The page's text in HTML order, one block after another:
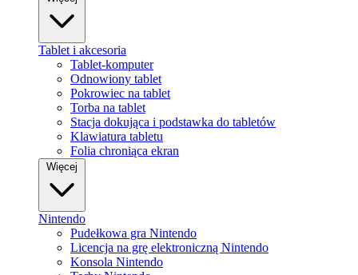
Tablet i akcesoria
Tablet-komputer
Odnowiony tablet
Pokrowiec na tablet
Torba na tablet
Stacja dokująca i podstawka do tabletów
Klawiatura tabletu
Folia chroniąca ekran
Nintendo
Pudełkowa gra Nintendo
Licencja na grę elektroniczną Nintendo
Konsola Nintendo